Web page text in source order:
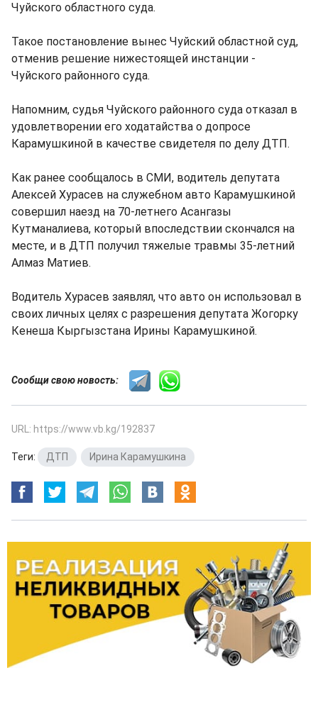
Чуйского областного суда.
Такое постановление вынес Чуйский областной суд,
отменив решение нижестоящей инстанции -
Чуйского районного суда.
Напомним, судья Чуйского районного суда отказал в
удовлетворении его ходатайства о допросе
Карамушкиной в качестве свидетеля по делу ДТП.
Как ранее сообщалось в СМИ, водитель депутата
Алексей Хурасев на служебном авто Карамушкиной
совершил наезд на 70-летнего Асангазы
Кутманалиева, который впоследствии скончался на
месте, и в ДТП получил тяжелые травмы 35-летний
Алмаз Матиев.
Водитель Хурасев заявлял, что авто он использовал в
своих личных целях с разрешения депутата Жогорку
Кенеша Кыргызстана Ирины Карамушкиной.
Сообщи свою новость:
URL: https://www.vb.kg/192837
Теги: ДТП Ирина Карамушкина